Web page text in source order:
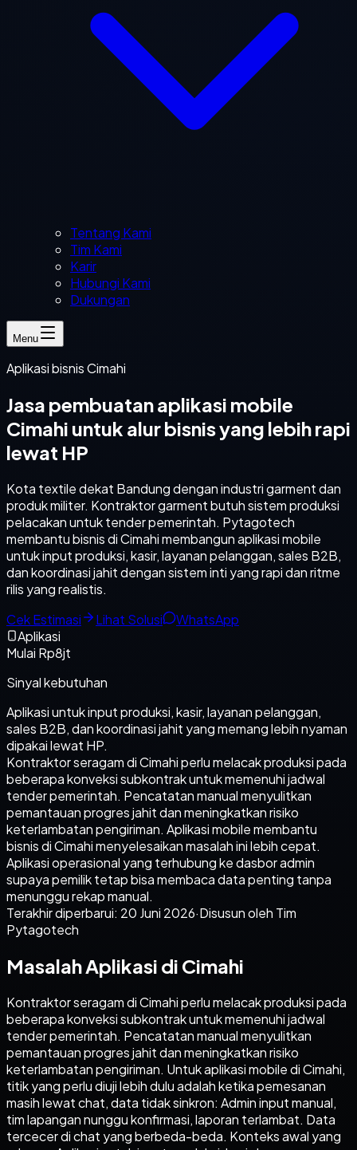
Tentang Kami
Tim Kami
Karir
Hubungi Kami
Dukungan
Menu
Aplikasi bisnis Cimahi
Jasa pembuatan aplikasi mobile
Cimahi untuk alur bisnis yang lebih rapi
lewat HP
Kota textile dekat Bandung dengan industri garment dan
produk militer. Kontraktor garment butuh sistem produksi
pelacakan untuk tender pemerintah. Pytagotech
membantu bisnis di Cimahi membangun aplikasi mobile
untuk input produksi, kasir, layanan pelanggan, sales B2B,
dan koordinasi jahit dengan sistem inti yang rapi dan ritme
rilis yang realistis.
Cek Estimasi
Lihat Solusi
WhatsApp
Aplikasi
Mulai Rp8jt
Sinyal kebutuhan
Aplikasi untuk input produksi, kasir, layanan pelanggan,
sales B2B, dan koordinasi jahit yang memang lebih nyaman
dipakai lewat HP.
Kontraktor seragam di Cimahi perlu melacak produksi pada
beberapa konveksi subkontrak untuk memenuhi jadwal
tender pemerintah. Pencatatan manual menyulitkan
pemantauan progres jahit dan meningkatkan risiko
keterlambatan pengiriman. Aplikasi mobile membantu
bisnis di Cimahi menyelesaikan masalah ini lebih cepat.
Aplikasi operasional yang terhubung ke dasbor admin
supaya pemilik tetap bisa membaca data penting tanpa
menunggu rekap manual.
Terakhir diperbarui: 20 Juni 2026·Disusun oleh Tim
Pytagotech
Masalah Aplikasi di Cimahi
Kontraktor seragam di Cimahi perlu melacak produksi pada
beberapa konveksi subkontrak untuk memenuhi jadwal
tender pemerintah. Pencatatan manual menyulitkan
pemantauan progres jahit dan meningkatkan risiko
keterlambatan pengiriman. Untuk aplikasi mobile di Cimahi,
titik yang perlu diuji lebih dulu adalah ketika pemesanan
masih lewat chat, data tidak sinkron: Admin input manual,
tim lapangan nunggu konfirmasi, laporan terlambat. Data
tercecer di chat yang berbeda-beda. Konteks awal yang